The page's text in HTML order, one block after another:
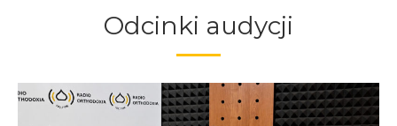
Odcinki audycji